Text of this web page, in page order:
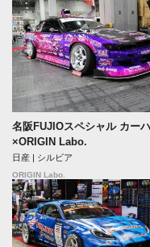
名阪FUJIOスペシャル カー
×ORIGIN Labo.
日産 | シルビア
ORIGIN Labo.